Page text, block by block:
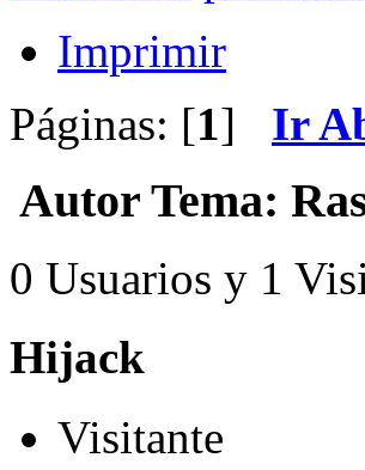
Imprimir
Páginas: [1] Ir
Autor Tema:
0 Usuarios y 1
Hijack
Visitante